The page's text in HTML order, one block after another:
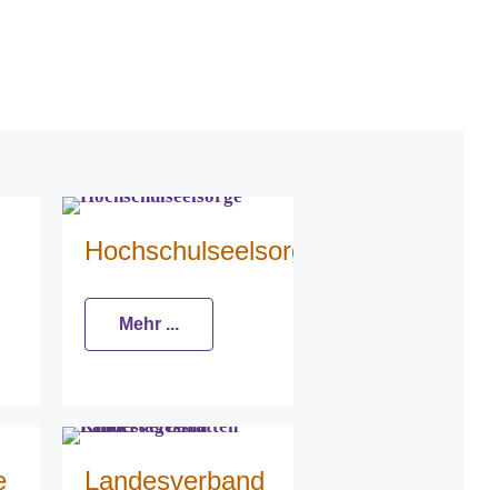
Hochschulseelsorge
Mehr ...
Landesverband